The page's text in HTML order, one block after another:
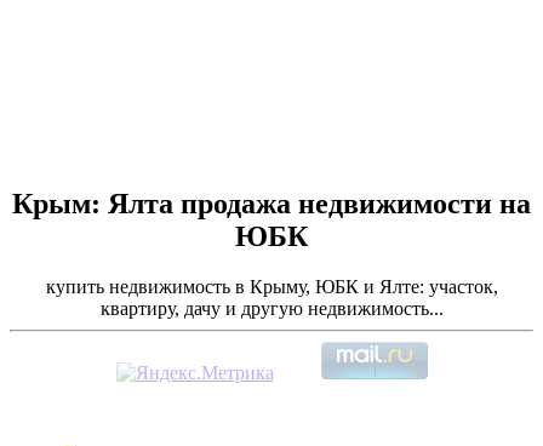
Крым: Ялта продажа недвижимости на
ЮБК
купить недвижимость в Крыму, ЮБК и Ялте: участок,
квартиру, дачу и другую недвижимость...